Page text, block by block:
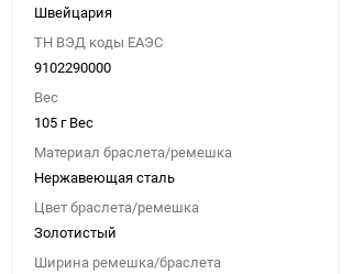
Швейцария
ТН ВЭД коды ЕАЭС
9102290000
Вес
105 г Вес
Материал браслета/ремешка
Нержавеющая сталь
Цвет браслета/ремешка
Золотистый
Ширина ремешка/браслета